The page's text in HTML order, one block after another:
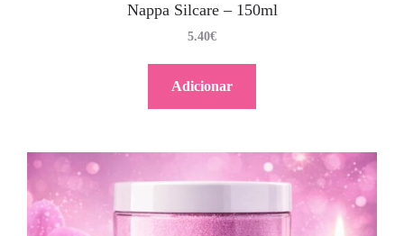
Nappa Silcare – 150ml
5.40€
Adicionar